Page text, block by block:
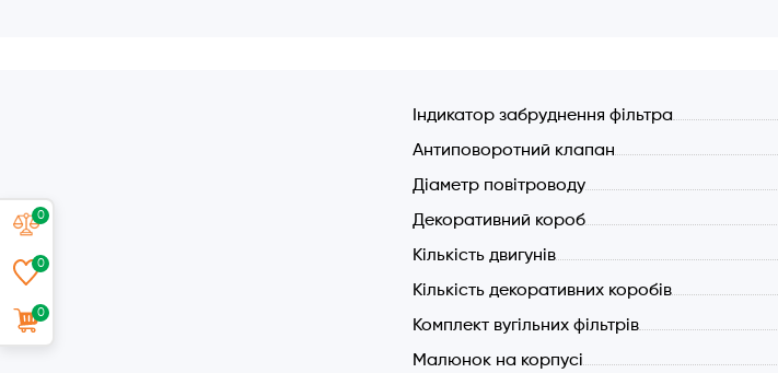
0
0
0
Діаметр повітроводу: 120/150 мм
Антиповоротний клапан
Індикатор забруднення фільтра
Антиповоротний клапан
Діаметр повітроводу
Декоративний короб
Кількість двигунів
Кількість декоративних коробів
Комплект вугільних фільтрів
Малюнок на корпусі